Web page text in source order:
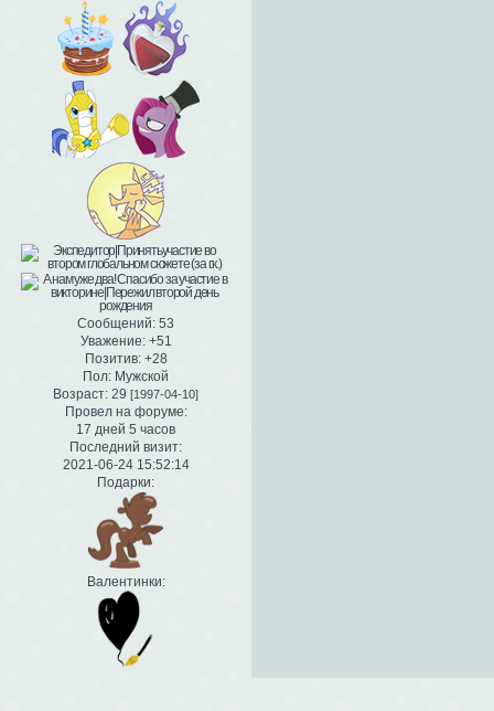
Сообщений: 53
Уважение: +51
Позитив: +28
Пол: Мужской
Возраст: 29 [1997-04-10]
Провел на форуме:
17 дней 5 часов
Последний визит:
2021-06-24 15:52:14
Подарки:
Валентинки: